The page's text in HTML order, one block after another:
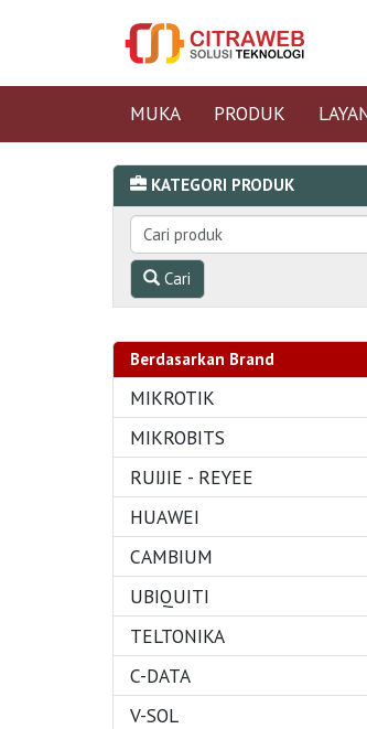
MUKA PRODUK
KATEGORI PRODUK
Cari
Berdasarkan Brand
MIKROTIK
MIKROBITS
RUIJIE - REYEE
HUAWEI
CAMBIUM
UBIQUITI
TELTONIKA
C-DATA
V-SOL